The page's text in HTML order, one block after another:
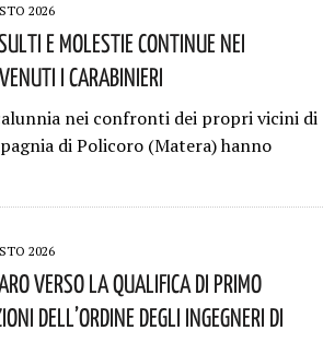
2026
E Molestie Continue Nei
I Carabinieri
nei confronti dei propri vicini di
di Policoro (Matera) hanno
2026
Verso La Qualifica Di Primo
Dell’Ordine Degli Ingegneri Di